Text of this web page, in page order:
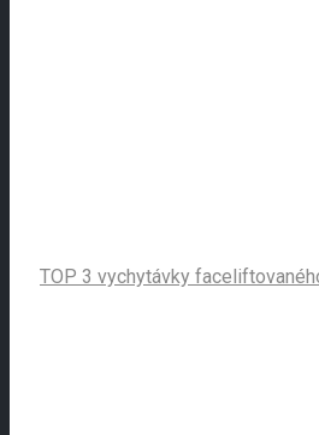
TOP 3 vychytávky